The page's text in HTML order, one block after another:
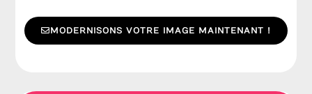
MODERNISONS VOTRE IMAGE MAINTENANT !